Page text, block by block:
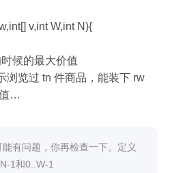
tn < N+1; tn++) {
1; rw < W + 1; rw++) {
= Math.max(dp[tn-1][rw],dp[tn-
v,int W,int N){
时候的最大价值
表示浏览过 tn 件商品，能装下 rw
是  dp[N][W]
=  max(dp[tn-1][rw],dp[tn-1]
有问题，你再检查一下。定义
1和0..W-1